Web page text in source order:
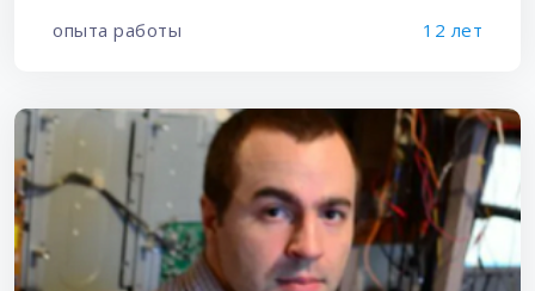
опыта работы 12 лет